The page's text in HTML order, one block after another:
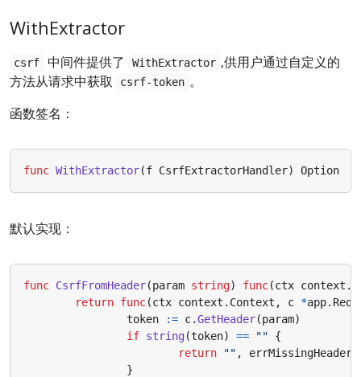
WithExtractor
csrf 中间件提供了 WithExtractor ,供用户通过自定义的
方法从请求中获取
csrf-token 。
函数签名：
func WithExtractor(f CsrfExtractorHandler) Option
默认实现：
func CsrfFromHeader(param string) func(ctx context .
return func(ctx context . Context , c *app.
token
:= c.GetHeader(param)
if string(token) == ""
{
return
"" ,
errMissingHeader
}